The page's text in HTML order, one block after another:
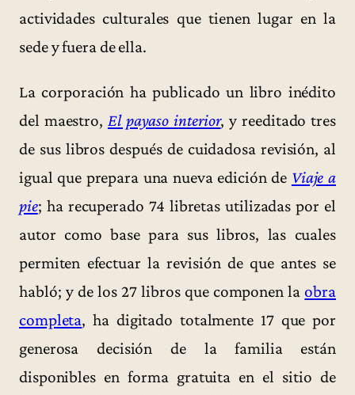
actividades culturales que tienen lugar en la
sede y fuera de ella.
La corporación ha publicado un libro inédito
del maestro, El payaso interior, y reeditado tres
de sus libros después de cuidadosa revisión, al
igual que prepara una nueva edición de Viaje a
pie; ha recuperado 74 libretas utilizadas por el
autor como base para sus libros, las cuales
permiten efectuar la revisión de que antes se
habló; y de los 27 libros que componen laobra
completa, ha digitado totalmente 17 que por
generosa decisión de la familia están
disponibles en forma gratuita en el sitio de